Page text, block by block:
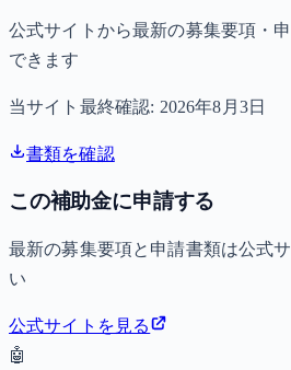
公式サイトから最新の募集要項・
できます
当サイト最終確認: 2026年8月3日
書類を確認
この補助金に申請する
最新の募集要項と申請書類は公式
い
公式サイトを見る
🤖